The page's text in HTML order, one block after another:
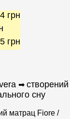
грн
грн
➡ створений
сну
матрац Fiore /